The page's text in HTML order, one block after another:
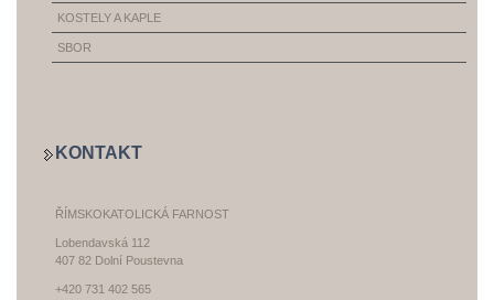
KOSTELY A KAPLE
SBOR
KONTAKT
ŘÍMSKOKATOLICKÁ FARNOST
Lobendavská 112
407 82 Dolní Poustevna
+420 731 402 565